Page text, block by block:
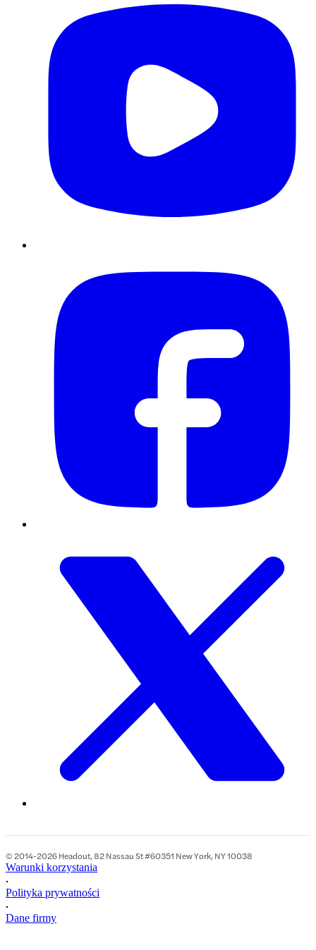
© 2014-2026 Headout, 82 Nassau St #60351 New York, NY 10038
Warunki korzystania
•
Polityka prywatności
•
Dane firmy